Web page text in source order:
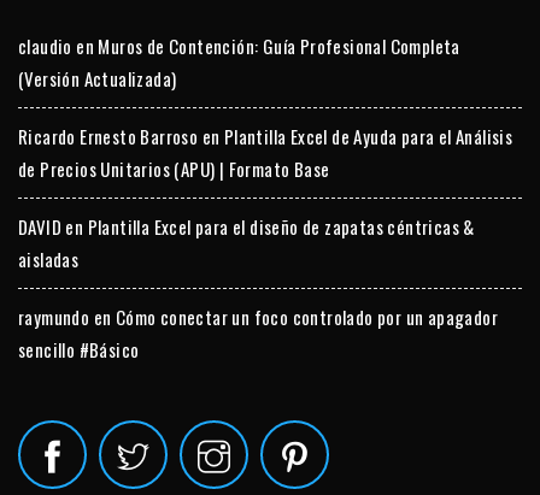
claudio en Muros de Contención: Guía Profesional Completa
(Versión Actualizada)
Ricardo Ernesto Barroso en Plantilla Excel de Ayuda para el Análisis
de Precios Unitarios (APU) | Formato Base
DAVID en Plantilla Excel para el diseño de zapatas céntricas &
aisladas
raymundo en Cómo conectar un foco controlado por un apagador
sencillo #Básico